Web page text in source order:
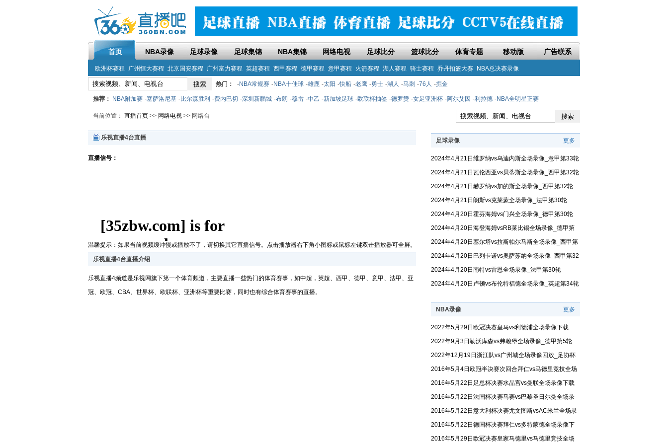
首页 NBA录像 足球录像 足球集锦 NBA集锦 网络电视 足球比分 篮球比分 体育专题 移动版 广告联系
欧洲杯赛程 广州恒大赛程 北京国安赛程 广州富力赛程 英超赛程 西甲赛程 德甲赛程 意甲赛程 火箭赛程 湖人赛程 骑士赛程 乔丹扣篮大赛 NBA总决赛录像
热门： -NBA常规赛 -NBA十佳球 -雄鹿 -太阳 -快船 -老鹰 -勇士 -湖人 -马刺 -76人 -掘金
推荐： NBA附加赛 -塞萨洛尼基 -比尔森胜利 -费内巴切 -深圳新鹏城 -布朗 -穆雷 -中乙 -新加坡足球 -欧联杯抽签 -德罗赞 -女足亚洲杯 -阿尔艾因 -利拉德 -NBA全明星正赛
当前位置： 直播首页 >> 网络电视 >> 网络台
乐视直播4台直播
直播信号：
温馨提示：如果当前视频缓冲慢或播放不了，请切换其它直播信号。点击播放器右下角小图标或鼠标左键双击播放器可全屏。
乐视直播4台直播介绍
乐视直播4频道是乐视网旗下第一个体育频道，主要直播一些热门的体育赛事，如中超，英超、西甲、德甲、意甲、法甲、亚
冠、欧冠、CBA、世界杯、欧联杯、亚洲杯等重要比赛，同时也有综合体育赛事的直播。
足球录像 更多
2024年4月21日维罗纳vs乌迪内斯全场录像_意甲第33轮
2024年4月21日瓦伦西亚vs贝蒂斯全场录像_西甲第32轮
2024年4月21日赫罗纳vs加的斯全场录像_西甲第32轮
2024年4月21日朗斯vs克莱蒙全场录像_法甲第30轮
2024年4月20日霍芬海姆vs门兴全场录像_德甲第30轮
2024年4月20日海登海姆vsRB莱比锡全场录像_德甲第
30轮
2024年4月20日塞尔塔vs拉斯帕尔马斯全场录像_西甲第
32轮
2024年4月20日巴列卡诺vs奥萨苏纳全场录像_西甲第32
轮
2024年4月20日南特vs雷恩全场录像_法甲第30轮
2024年4月20日卢顿vs布伦特福德全场录像_英超第34轮
NBA录像 更多
2022年5月29日欧冠决赛皇马vs利物浦全场录像下载
2022年9月3日勒沃库森vs弗赖堡全场录像_德甲第5轮
2022年12月19日浙江队vs广州城全场录像回放_足协杯
1/8决赛
2016年5月4日欧冠半决赛次回合拜仁vs马德里竞技全场
录像下载
2016年5月22日足总杯决赛水晶宫vs曼联全场录像下载
2016年5月22日法国杯决赛马赛vs巴黎圣日尔曼全场录
像下载
2016年5月22日意大利杯决赛尤文图斯vsAC米兰全场录
像下载
2016年5月22日德国杯决赛拜仁vs多特蒙德全场录像下
载
2016年5月29日欧冠决赛皇家马德里vs马德里竞技全场